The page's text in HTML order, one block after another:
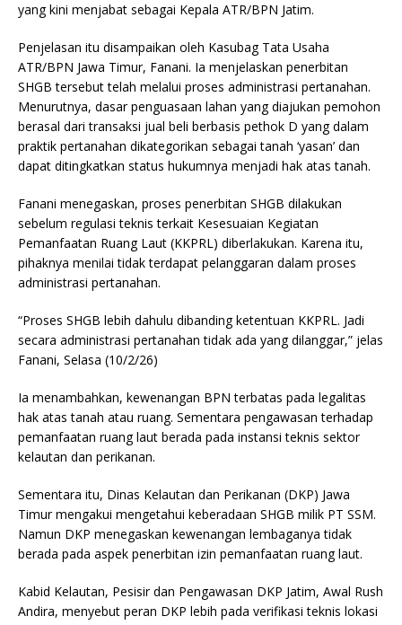
yang kini menjabat sebagai Kepala ATR/BPN Jatim.
Penjelasan itu disampaikan oleh Kasubag Tata Usaha
ATR/BPN Jawa Timur, Fanani. Ia menjelaskan penerbitan
SHGB tersebut telah melalui proses administrasi pertanahan.
Menurutnya, dasar penguasaan lahan yang diajukan pemohon
berasal dari transaksi jual beli berbasis pethok D yang dalam
praktik pertanahan dikategorikan sebagai tanah ‘yasan’ dan
dapat ditingkatkan status hukumnya menjadi hak atas tanah.
Fanani menegaskan, proses penerbitan SHGB dilakukan
sebelum regulasi teknis terkait Kesesuaian Kegiatan
Pemanfaatan Ruang Laut (KKPRL) diberlakukan. Karena itu,
pihaknya menilai tidak terdapat pelanggaran dalam proses
administrasi pertanahan.
“Proses SHGB lebih dahulu dibanding ketentuan KKPRL. Jadi
secara administrasi pertanahan tidak ada yang dilanggar,” jelas
Fanani, Selasa (10/2/26)
Ia menambahkan, kewenangan BPN terbatas pada legalitas
hak atas tanah atau ruang. Sementara pengawasan terhadap
pemanfaatan ruang laut berada pada instansi teknis sektor
kelautan dan perikanan.
Sementara itu, Dinas Kelautan dan Perikanan (DKP) Jawa
Timur mengakui mengetahui keberadaan SHGB milik PT SSM.
Namun DKP menegaskan kewenangan lembaganya tidak
berada pada aspek penerbitan izin pemanfaatan ruang laut.
Kabid Kelautan, Pesisir dan Pengawasan DKP Jatim, Awal Rush
Andira, menyebut peran DKP lebih pada verifikasi teknis lokasi